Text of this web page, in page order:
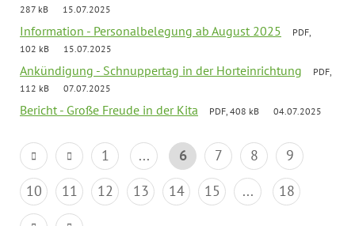
287 kB
15.07.2025
Information - Personalbelegung ab August 2025
PDF,
102 kB
15.07.2025
Ankündigung - Schnuppertag in der Horteinrichtung
PDF,
112 kB
07.07.2025
Bericht - Große Freude in der Kita PDF, 408 kB 04.07.2025
1 ... 6 7 8
9
10
11 12 13 14 15 ... 18